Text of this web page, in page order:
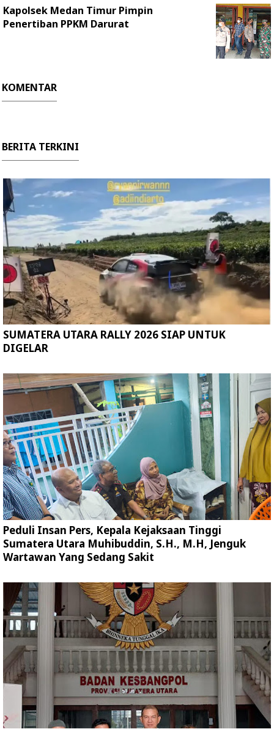
Kapolsek Medan Timur Pimpin
Penertiban PPKM Darurat
KOMENTAR
BERITA TERKINI
SUMATERA UTARA RALLY 2026 SIAP UNTUK
DIGELAR
Peduli Insan Pers, Kepala Kejaksaan Tinggi
Sumatera Utara Muhibuddin, S.H., M.H, Jenguk
Wartawan Yang Sedang Sakit